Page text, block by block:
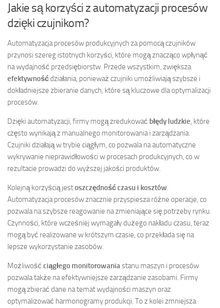
Jakie są korzyści z automatyzacji procesów
dzięki czujnikom?
Automatyzacja procesów produkcyjnych za pomocą czujników
przynosi szereg istotnych korzyści, które mogą znacząco wpłynąć
na wydajność przedsiębiorstw. Przede wszystkim, zwiększa
efektywnośćdziałania, ponieważ czujniki umożliwiają szybsze i
dokładniejsze zbieranie danych, które są kluczowe dla optymalizacji
procesów.
Dzięki automatyzacji, firmy mogą zredukować błędy ludzkie, które
często wynikają z manualnego monitorowania i zarządzania.
Czujniki działają w trybie ciągłym, co pozwala na automatyczne
wykrywanie nieprawidłowości w procesach produkcyjnych, co w
rezultacie prowadzi do wyższej jakości produktów.
Kolejną korzyścią jestoszczędność czasu i kosztów.
Automatyzacja procesów znacznie przyspiesza różne operacje, co
pozwala na szybsze reagowanie na zmieniające się potrzeby rynku.
Czynności, które wcześniej wymagały dużego nakładu czasu, teraz
mogą być realizowane w krótszym czasie, co przekłada się na
lepsze wykorzystanie zasobów.
Możliwość ciągłego monitorowaniastanu maszyn i procesów
pozwala także na efektywniejsze zarządzanie zasobami. Firmy
mogą zbierać dane na temat wydajności maszyn oraz
optymalizować harmonogramy produkcji. To z kolei zmniejsza